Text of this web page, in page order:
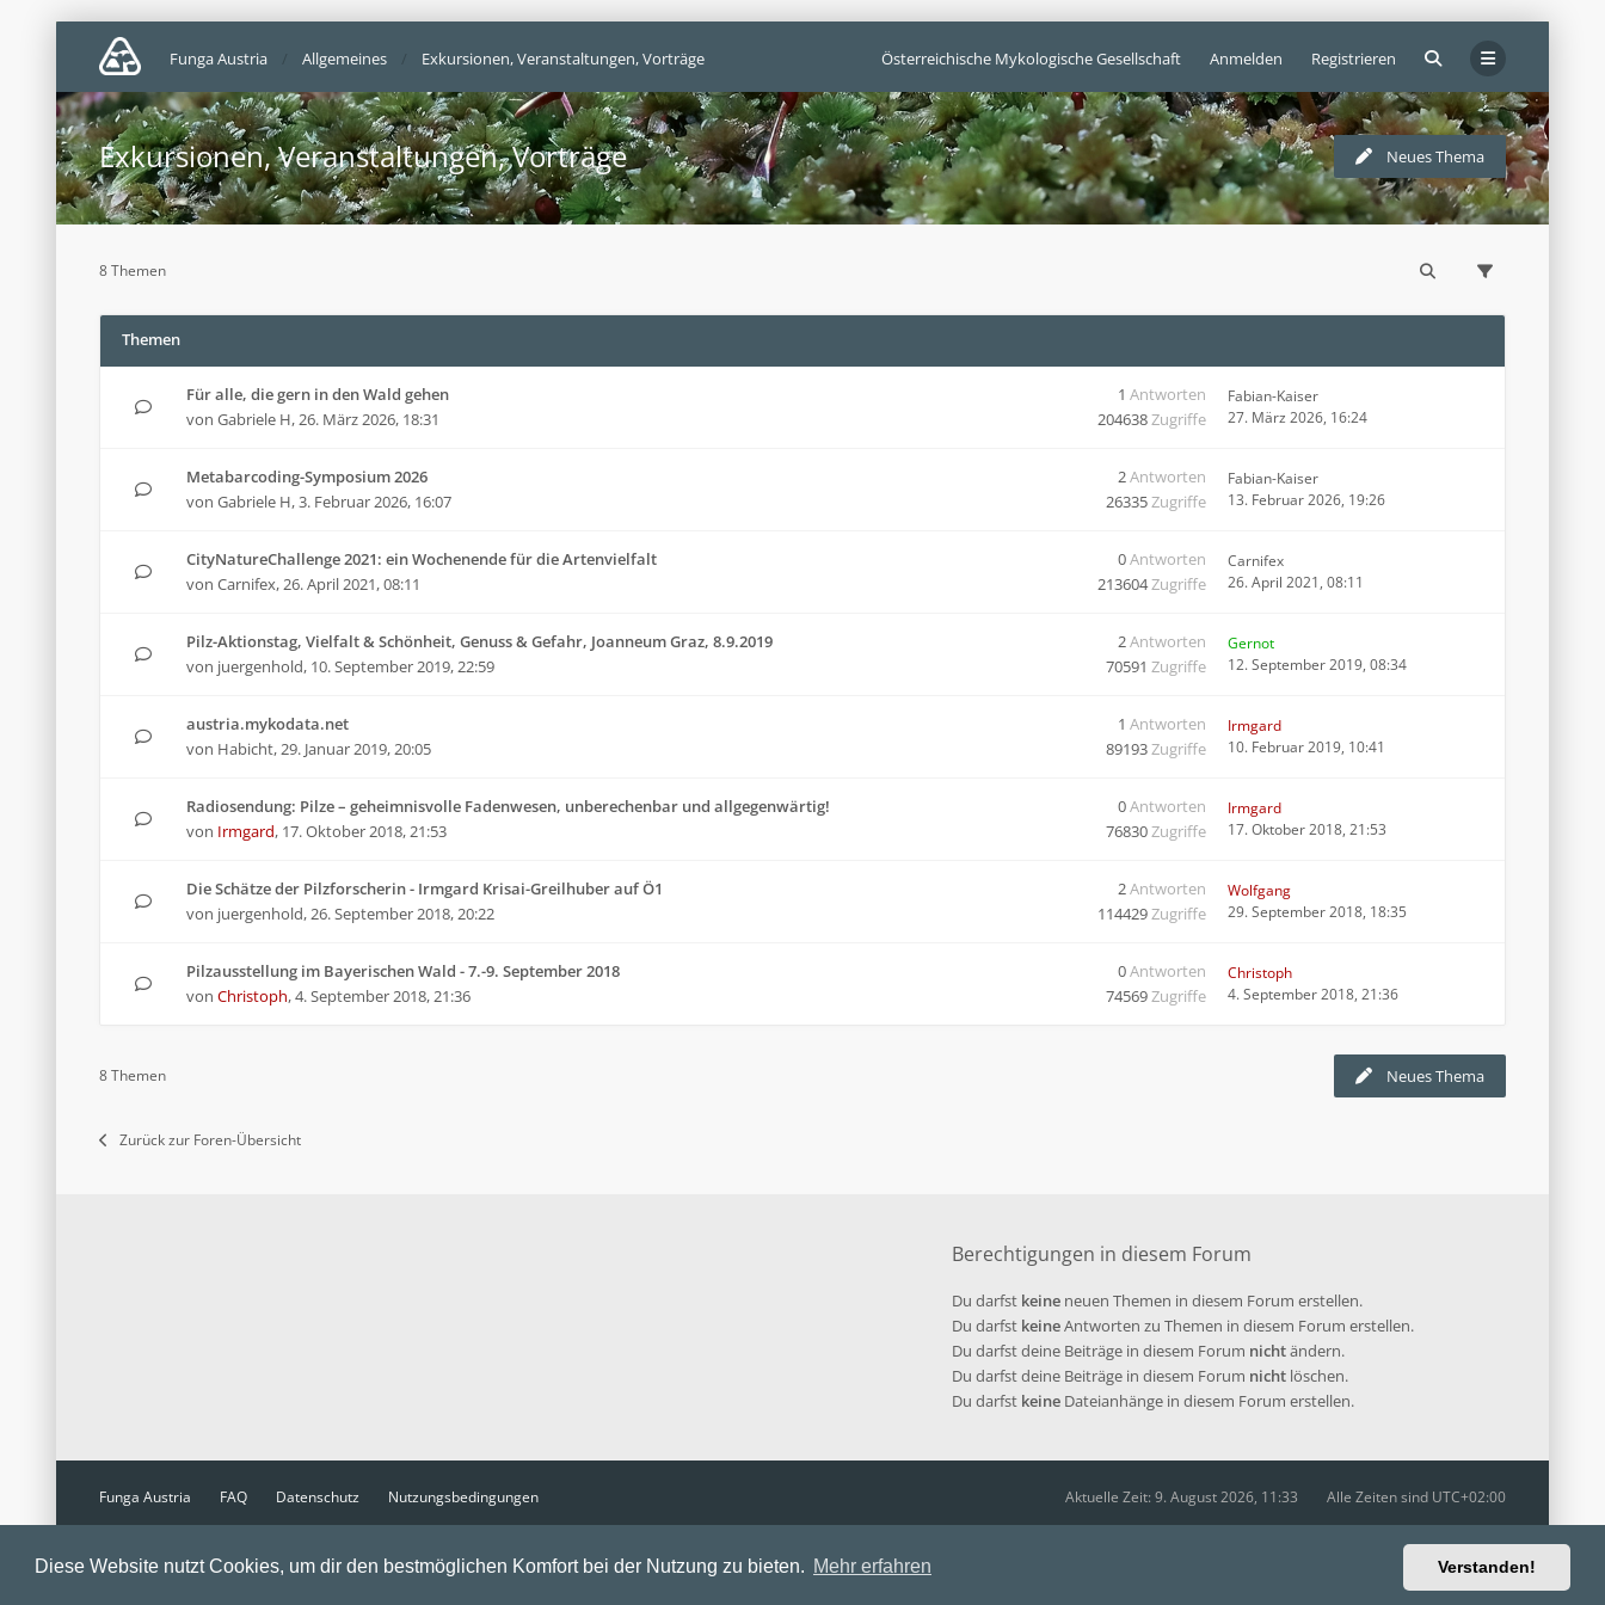
Diese Website nutzt Cookies, um dir den bestmöglichen Komfort bei der Nutzung zu bieten. Mehr erfahren Verstanden!
Österreichische Mykologische Gesellschaft Anmelden Registrieren
Funga Austria Allgemeines Exkursionen, Veranstaltungen, Vorträge
Exkursionen, Veranstaltungen, Vorträge Neues Thema
8 Themen
Themen
Für alle, die gern in den Wald gehen
von Gabriele H,26. März 2026, 18:31
1 Antworten
204638Zugriffe
Fabian-Kaiser
27. März 2026, 16:24
Metabarcoding-Symposium 2026
von Gabriele H,3. Februar 2026, 16:07
2Antworten
26335Zugriffe
Fabian-Kaiser
13. Februar 2026, 19:26
CityNatureChallenge 2021: ein Wochenende für die Artenvielfalt
von Carnifex,26. April 2021, 08:11
0Antworten
213604Zugriffe
Carnifex
26. April 2021, 08:11
Pilz-Aktionstag, Vielfalt & Schönheit, Genuss & Gefahr, Joanneum Graz, 8.9.2019
von juergenhold, 10. September 2019, 22:59
2Antworten
70591 Zugriffe
Gernot
12. September 2019, 08:34
austria.mykodata.net
von Habicht,29. Januar 2019, 20:05
1 Antworten
89193Zugriffe
Irmgard
10. Februar 2019, 10:41
Radiosendung: Pilze – geheimnisvolle Fadenwesen, unberechenbar und allgegenwärtig!
von Irmgard, 17. Oktober 2018, 21:53
0Antworten
76830Zugriffe
Irmgard
17. Oktober 2018, 21:53
Die Schätze der Pilzforscherin - Irmgard Krisai-Greilhuber auf Ö1
von juergenhold,26. September 2018, 20:22
2Antworten
114429Zugriffe
Wolfgang
29. September 2018, 18:35
Pilzausstellung im Bayerischen Wald - 7.-9. September 2018
von Christoph,4. September 2018, 21:36
0Antworten
74569Zugriffe
Christoph
4. September 2018, 21:36
Neues Thema
8 Themen
Zurück zur Foren-Übersicht
Berechtigungen in diesem Forum
Du darfst keine neuen Themen in diesem Forum erstellen.
Du darfst keineAntworten zu Themen in diesem Forum erstellen.
Du darfst deine Beiträge in diesem Forum nichtändern.
Du darfst deine Beiträge in diesem Forum nicht löschen.
Du darfst keine Dateianhänge in diesem Forum erstellen.
Funga Austria FAQ Datenschutz Nutzungsbedingungen Alle Zeiten sind UTC+02:00
Aktuelle Zeit: 9. August 2026, 11:33
Powered byphpBB® Forum Software © phpBB Limited Ravaio Theme byGramziu